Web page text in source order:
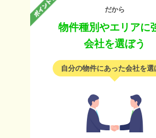
だから
物件種別やエリアに
会社を選ぼう
自分の物件にあった会社を選